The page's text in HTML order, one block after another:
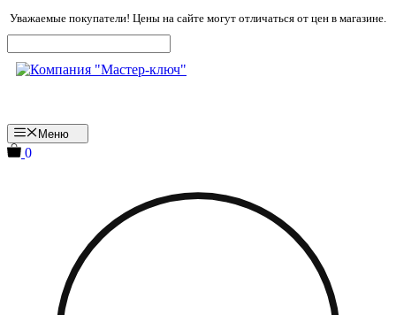
Перейти
к
содержимому
Уважаемые покупатели! Цены на сайте могут отличаться от цен в магазине.
Меню
0